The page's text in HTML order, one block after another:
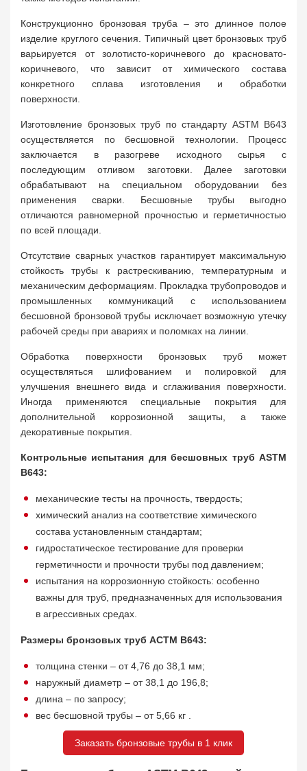
Конструкционно бронзовая труба – это длинное полое
изделие круглого сечения. Типичный цвет бронзовых труб
варьируется от золотисто-коричневого до красновато-
коричневого, что зависит от химического состава
конкретного сплава изготовления и обработки
поверхности.
Изготовление бронзовых труб по стандарту ASTM B643
осуществляется по бесшовной технологии. Процесс
заключается в разогреве исходного сырья с
последующим отливом заготовки. Далее заготовки
обрабатывают на специальном оборудовании без
применения сварки. Бесшовные трубы выгодно
отличаются равномерной прочностью и герметичностью
по всей площади.
Отсутствие сварных участков гарантирует максимальную
стойкость трубы к растрескиванию, температурным и
механическим деформациям. Прокладка трубопроводов и
промышленных коммуникаций с использованием
бесшовной бронзовой трубы исключает возможную утечку
рабочей среды при авариях и поломках на линии.
Обработка поверхности бронзовых труб может
осуществляться шлифованием и полировкой для
улучшения внешнего вида и сглаживания поверхности.
Иногда применяются специальные покрытия для
дополнительной коррозионной защиты, а также
декоративные покрытия.
Контрольные испытания для бесшовных труб ASTM
B643:
механические тесты на прочность, твердость;
химический анализ на соответствие химического
состава установленным стандартам;
гидростатическое тестирование для проверки
герметичности и прочности трубы под давлением;
испытания на коррозионную стойкость: особенно
важны для труб, предназначенных для использования
в агрессивных средах.
Размеры бронзовых труб АСТМ В643:
толщина стенки – от 4,76 до 38,1 мм;
наружный диаметр – от 38,1 до 196,8;
длина – по запросу;
вес бесшовной трубы – от 5,66 кг .
Заказать бронзовые трубы в 1 клик